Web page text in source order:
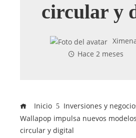
circular y
Hace 2 meses
Inicio
Inversiones y
Wallapop impulsa nuevos
circular y digital